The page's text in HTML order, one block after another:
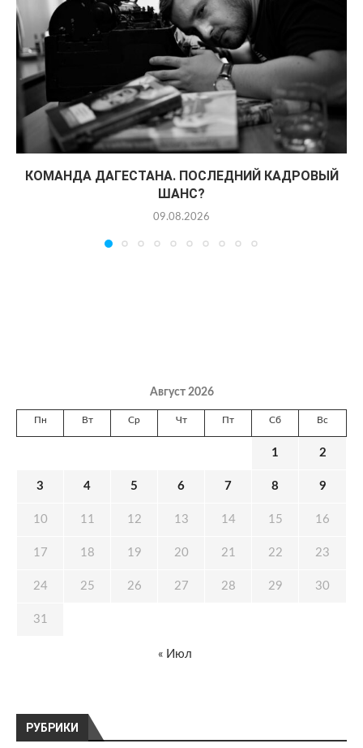
КОМАНДА ДАГЕСТАНА. ПОСЛЕДНИЙ КАДРОВЫЙ
ШАНС?
09.08.2026
РУБРИКИ
Август 2026
Пн Вт Ср Чт Пт Сб Вс
1 2
3 4 5 6 7 8 9
10 11 12 13 14 15 16
17 18 19 20 21 22 23
24 25 26 27 28 29 30
31
« Июл